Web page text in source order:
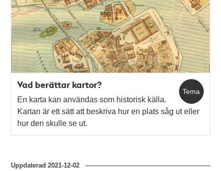
Tema
Vad berättar kartor?
En karta kan användas som historisk källa.
Kartan är ett sätt att beskriva hur en plats såg ut eller
hur den skulle se ut.
Uppdaterad2021-12-02